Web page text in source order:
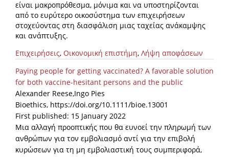
είναι μακροπρόθεσμα, μόνιμα και να υποστηρίζονται
από το ευρύτερο οικοσύστημα των επιχειρήσεων
στοχεύοντας στη διασφάλιση μιας ταχείας ανάκαμψης
και ανάπτυξης.
Επιχειρήσεις, Οικονομική επιστήμη, Λήψη αποφάσεων
Paying people for getting vaccinated? A favorable solution
for both vaccine-hesitant persons and the public
Alexander Reese,Ingo Pies
Bioethics, https://doi.org/10.1111/bioe.13001
First published: 15 January 2022
Μια αλλαγή προοπτικής που θα ευνοεί την πληρωμή των
ανθρώπων για τον εμβολιασμό αντί για την επιβολή
κυρώσεων για τη μη εμβολιαστική τους συμπεριφορά,